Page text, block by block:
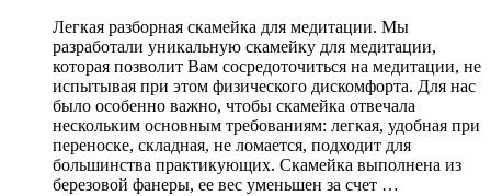
составляла
5000,00 ₽.
2500,00 ₽.
Легкая разборная скамейка для медитации. Мы
разработали уникальную скамейку для медитации,
которая позволит Вам сосредоточиться на медитации, не
испытывая при этом физического дискомфорта. Для нас
было особенно важно, чтобы скамейка отвечала
нескольким основным требованиям: легкая, удобная при
переноске, складная, не ломается, подходит для
большинства практикующих. Скамейка выполнена из
березовой фанеры, ее вес уменьшен за счет …